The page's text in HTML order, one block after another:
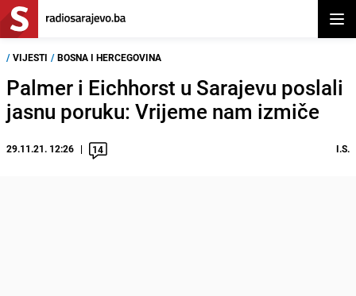
/ VIJESTI / BOSNA I HERCEGOVINA
Palmer i Eichhorst u Sarajevu poslali
jasnu poruku: Vrijeme nam izmiče
29.11.21. 12:26 14 I.S.